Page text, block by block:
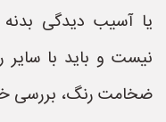
یا آسیب دیدگی
نیست و باید با
ضخامت رنگ، بررسی